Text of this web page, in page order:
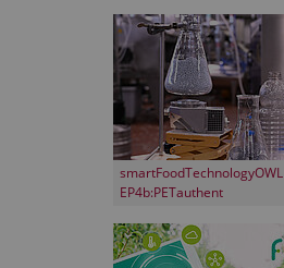
smartFoodTechnologyOWL
EP4b:PETauthent